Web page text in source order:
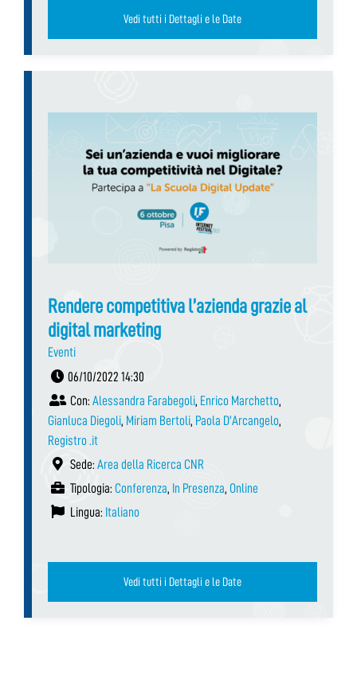
Vedi tutti i Dettagli e le Date
Rendere competitiva l’azienda grazie al
digital marketing
Eventi
06/10/2022 14:30
Con: Alessandra Farabegoli, Enrico Marchetto,
Gianluca Diegoli, Miriam Bertoli, Paola D'Arcangelo,
Registro .it
Sede: Area della Ricerca CNR
Tipologia: Conferenza, In Presenza, Online
Lingua: Italiano
Vedi tutti i Dettagli e le Date